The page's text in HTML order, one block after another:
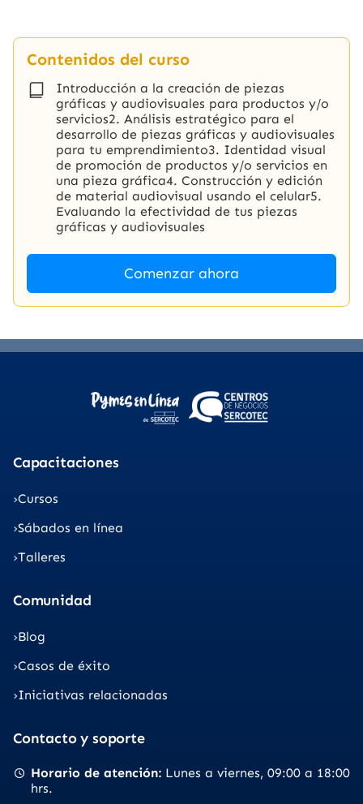
Contenidos del curso
Introducción a la creación de piezas
gráficas y audiovisuales para productos y/o
servicios2. Análisis estratégico para el
desarrollo de piezas gráficas y audiovisuales
para tu emprendimiento3. Identidad visual
de promoción de productos y/o servicios en
una pieza gráfica4. Construcción y edición
de material audiovisual usando el celular5.
Evaluando la efectividad de tus piezas
gráficas y audiovisuales
Comenzar ahora
Capacitaciones
Cursos
Sábados en línea
Talleres
Comunidad
Blog
Casos de éxito
Iniciativas relacionadas
Contacto y soporte
Horario de atención Lunes a viernes 09:00 a 18:00
hrs.